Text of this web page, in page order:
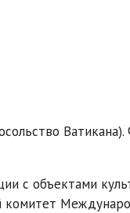
с объектами